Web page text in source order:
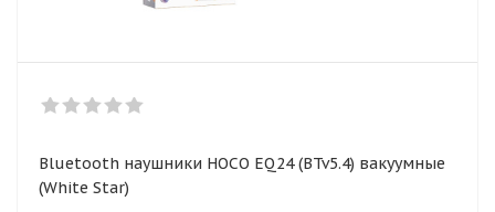
Bluetooth наушники HOCO EQ24 (BTv5.4) вакуумные
(White Star)